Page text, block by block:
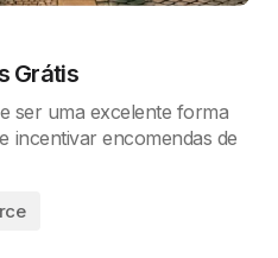
Grátis
ser uma excelente forma
incentivar encomendas de